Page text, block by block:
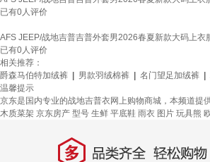
已有0人评价
AFS JEEP/战地吉普吉普外套男2026春夏新款大码上
已有0人评价
相关推荐：
爵森马伯特加绒裤
男款羽绒棉裤 名门望足加绒裤
温馨提示
京东是国内专业的战地吉普衣网上购物商城，本频道提
木质菜架 京东房产 型号 生鲜 平底鞋 雨衣 图片 玩具熊
多 品类齐全，轻松购物